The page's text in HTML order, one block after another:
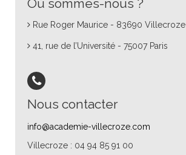
Où sommes-nous ?
Rue Roger Maurice - 83690 Villecroze
41, rue de l’Université - 75007 Paris
Nous contacter
info@academie-villecroze.com
Villecroze : 04 94 85 91 00